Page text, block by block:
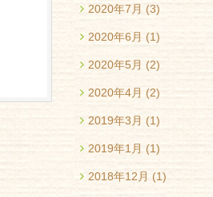
2020年7月 (3)
2020年6月 (1)
2020年5月 (2)
2020年4月 (2)
2019年3月 (1)
2019年1月 (1)
2018年12月 (1)